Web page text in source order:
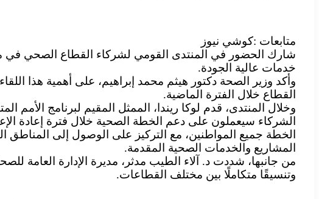
متابعات :كوشي نيوز
شارك الحضور في المنتدى القومي لشركاء القطاع الصحي في
خدمات عالية الجودة.
وأكد وزير الصحة دكتور هيثم محمد إبراهيم، على أهمية هذا
القطاع خلال الفترة الماضية.
وخلال المنتدى، قدم لوكا ريندا، الممثل المقيم لبرنامج الأمم
الشركاء سيعملون على دعم الخطة الصحية خلال فترة إعادة
الخطة جميع المواطنين، مع التركيز على الوصول إلى المناطق
المشاريع والخدمات الصحية المقدمة.
من جانبها، شددت د. آلاء الطيب مدثر، مديرة الإدارة العامة
وتنسيقًا متكاملًا بين مختلف القطاعات.